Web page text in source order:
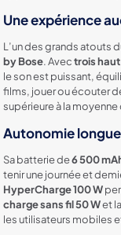
Une expérience
L’un des grands atouts
by Bose. Avectrois
le son est puissant,
films, jouer ou écouter
supérieure à la moyenne
Autonomie
Sa batterie de6 500
tenir une journée et
HyperCharge 100 W
charge sans fil 50 Wet
les utilisateurs mobiles